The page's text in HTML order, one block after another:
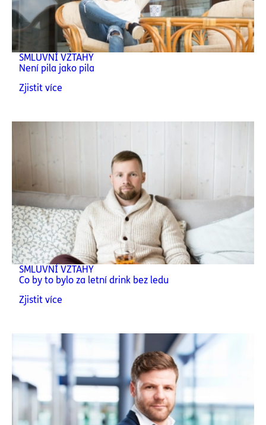
SMLUVNÍ VZTAHY
Není pila jako pila
Zjistit více
SMLUVNÍ VZTAHY
Co by to bylo za letní drink bez ledu
Zjistit více